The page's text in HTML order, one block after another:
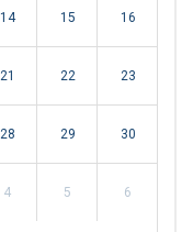
14 15 16
21 22 23
28 29 30
4 5 6